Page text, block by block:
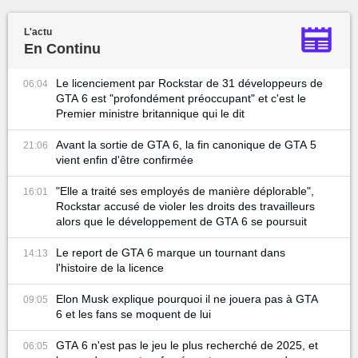
L'actu
En Continu
06:04
Le licenciement par Rockstar de 31 développeurs de
GTA 6 est "profondément préoccupant" et c'est le
Premier ministre britannique qui le dit
21:06
Avant la sortie de GTA 6, la fin canonique de GTA 5
vient enfin d'être confirmée
16:01
"Elle a traité ses employés de manière déplorable",
Rockstar accusé de violer les droits des travailleurs
alors que le développement de GTA 6 se poursuit
14:13
Le report de GTA 6 marque un tournant dans
l'histoire de la licence
09:05
Elon Musk explique pourquoi il ne jouera pas à GTA
6 et les fans se moquent de lui
06:05
GTA 6 n'est pas le jeu le plus recherché de 2025, et